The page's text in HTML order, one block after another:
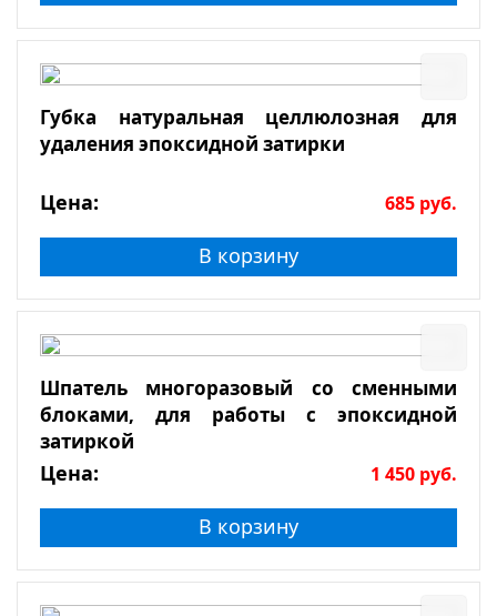
Губка натуральная целлюлозная для
удаления эпоксидной затирки
Цена: 685 руб.
В корзину
Шпатель многоразовый со сменными
блоками, для работы с эпоксидной
затиркой
Цена: 1 450 руб.
В корзину